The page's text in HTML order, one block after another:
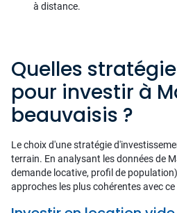
à distance.
Quelles
pour investir à
beauvaisis ?
Le choix d'une stratégie
terrain. En analysant les données de
demande locative, profil de
approches les plus cohérentes avec